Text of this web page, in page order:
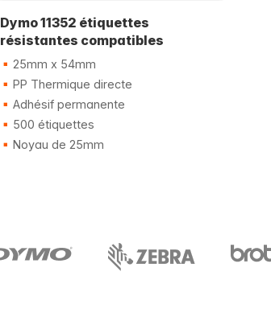
Dymo 11352 étiquettes
résistantes compatibles
25mm x 54mm
PP Thermique directe
Adhésif permanente
500 étiquettes
Noyau de 25mm